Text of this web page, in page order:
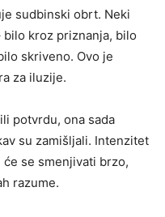
sudbinski obrt. Neki
kroz priznanja, bilo
skriveno. Ovo je
za iluzije.
potvrdu, ona sada
su zamišljali. Intenzitet
se smenjivati brzo,
razume.